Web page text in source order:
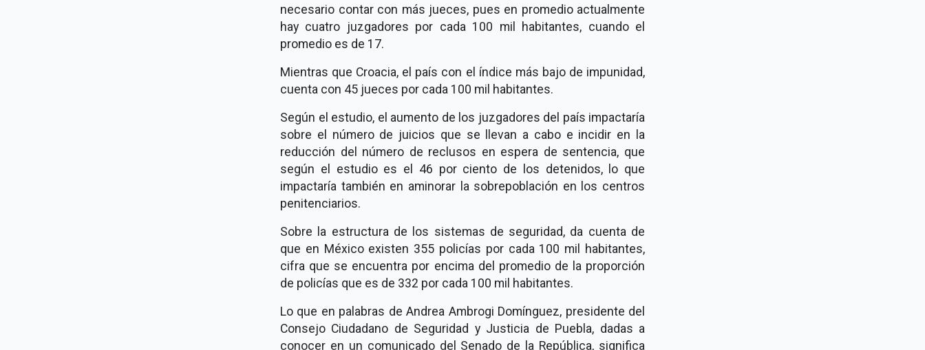
necesario contar con más jueces, pues en promedio actualmente
hay cuatro juzgadores por cada 100 mil habitantes, cuando el
promedio es de 17.
Mientras que Croacia, el país con el índice más bajo de impunidad,
cuenta con 45 jueces por cada 100 mil habitantes.
Según el estudio, el aumento de los juzgadores del país impactaría
sobre el número de juicios que se llevan a cabo e incidir en la
reducción del número de reclusos en espera de sentencia, que
según el estudio es el 46 por ciento de los detenidos, lo que
impactaría también en aminorar la sobrepoblación en los centros
penitenciarios.
Sobre la estructura de los sistemas de seguridad, da cuenta de
que en México existen 355 policías por cada 100 mil habitantes,
cifra que se encuentra por encima del promedio de la proporción
de policías que es de 332 por cada 100 mil habitantes.
Lo que en palabras de Andrea Ambrogi Domínguez, presidente del
Consejo Ciudadano de Seguridad y Justicia de Puebla, dadas a
conocer en un comunicado del Senado de la República, significa